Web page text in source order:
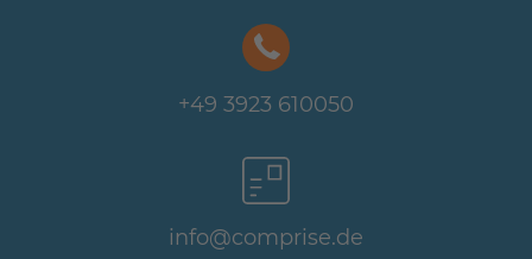
+49 3923 610050
info@comprise.de